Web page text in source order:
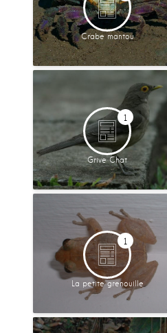
Crabe mantou
1
Grive Chat
1
La petite grenouille